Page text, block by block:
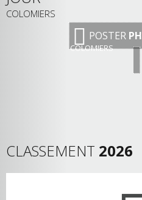
COLOMIERS
POSTER
COLOMIERS
CLASSEMENT 2026